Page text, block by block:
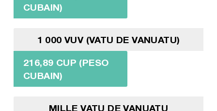
CUBAIN)
1 000 VUV (VATU DE VANUATU)
216,89 CUP (PESO
CUBAIN)
MILLE VATU DE VANUATU